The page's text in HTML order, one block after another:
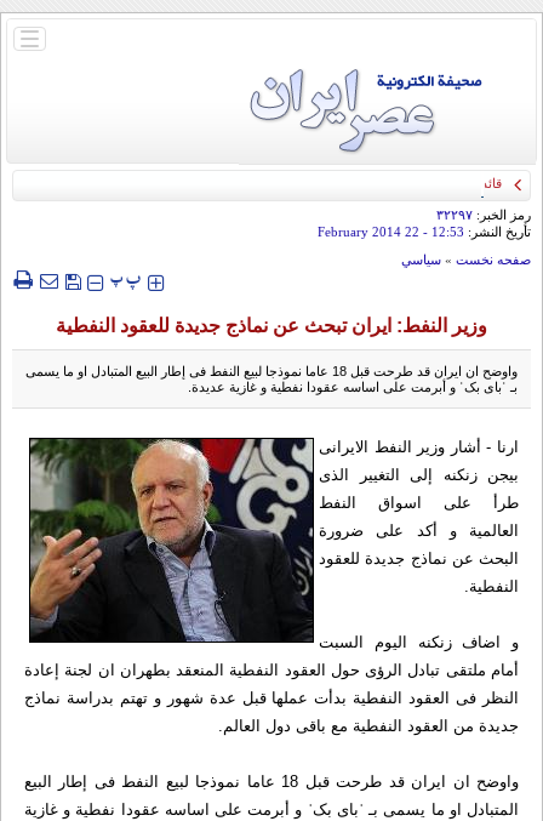
باز
قائد الحرس الثوري: إيران ستدمر أمريكا وإسرائيل والسعودية إذا تجاوزت خطوط طهران
الحمراء
رمز الخبر: ۳۲۲۹۷
تأريخ النشر: 12:53
- 22 February 2014
صفحه نخست » سياسي
‍‍‍ پپ
وزیر النفط: ایران تبحث عن نماذج جدیدة للعقود النفطیة
واوضح ان ایران قد طرحت قبل 18 عاما نموذجا لبیع النفط فی إطار البیع المتبادل او ما یسمی
بـ ˈبای بکˈ و أبرمت علی اساسه عقودا نفطیة و غازیة عدیدة.
ارنا - أشار وزیر النفط الایرانی
بیجن زنکنه إلی التغییر الذی
طرأ علی اسواق النفط
العالمیة و أکد علی ضرورة
البحث عن نماذج جدیدة للعقود
النفطیة.
و اضاف زنکنه الیوم السبت
أمام ملتقی تبادل الرؤی حول العقود النفطیة المنعقد بطهران ان لجنة إعادة
النظر فی العقود النفطیة بدأت عملها قبل عدة شهور و تهتم بدراسة نماذج
جدیدة من العقود النفطیة مع باقی دول العالم.
واوضح ان ایران قد طرحت قبل 18 عاما نموذجا لبیع النفط فی إطار البیع
المتبادل او ما یسمی بـ ˈبای بکˈ و أبرمت علی اساسه عقودا نفطیة و غازیة